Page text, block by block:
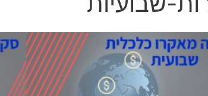
ע
מ
ע
מ
ו
ע
מ
ו
ע
מ
ו